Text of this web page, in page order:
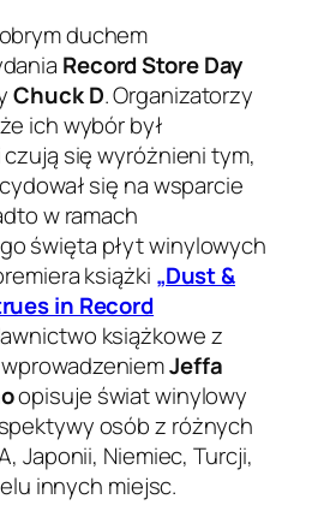
duchem
Record Store Day
Chuck D. Organizatorzy
ich wybór był
się wyróżnieni tym,
się na wsparcie
w ramach
święta płyt winylowych
książki „Dust &
in Record
książkowe z
Jeffa
opisuje świat winylowy
osób z różnych
Japonii, Niemiec, Turcji,
innych miejsc.